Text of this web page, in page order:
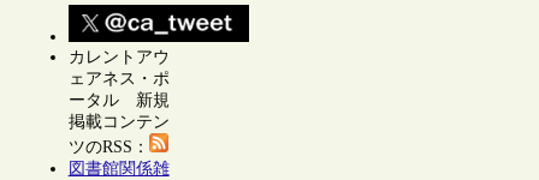
カレントアウ
ェアネス・ポ
ータル 新規
掲載コンテン
ツのRSS：
図書館関係雑